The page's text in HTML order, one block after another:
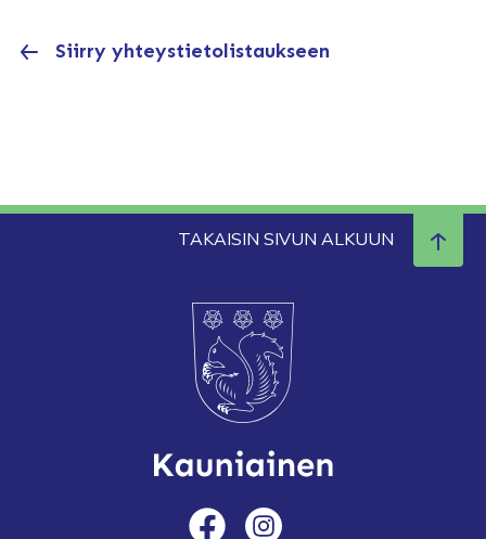
Siirry yhteystietolistaukseen
TAKAISIN SIVUN ALKUUN